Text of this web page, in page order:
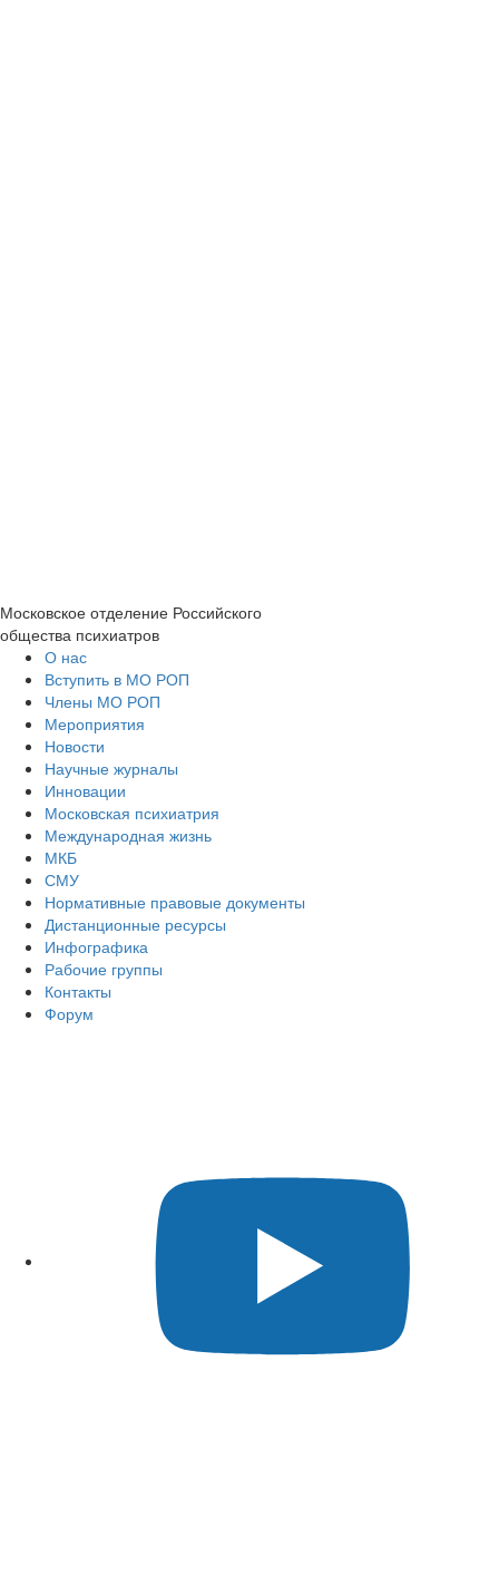
Московское отделение Российского
общества психиатров
О нас
Вступить в МО РОП
Члены МО РОП
Мероприятия
Новости
Научные журналы
Инновации
Московская психиатрия
Международная жизнь
МКБ
СМУ
Нормативные правовые документы
Дистанционные ресурсы
Инфографика
Рабочие группы
Контакты
Форум